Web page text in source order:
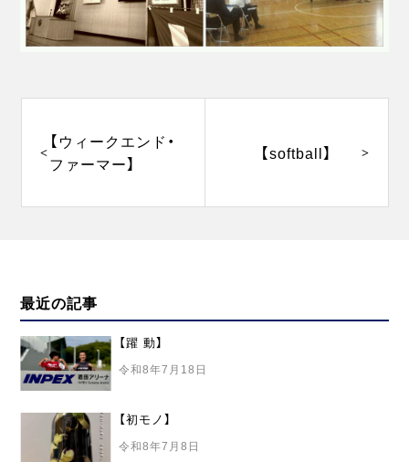
シ
【ウィークエンド・
ファーマー】
【softball】
最近の記事
【躍 動】
令和8年7月18日
【初モノ】
令和8年7月8日